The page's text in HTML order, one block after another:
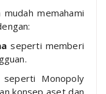
memahami
seperti memberi
seperti Monopoly